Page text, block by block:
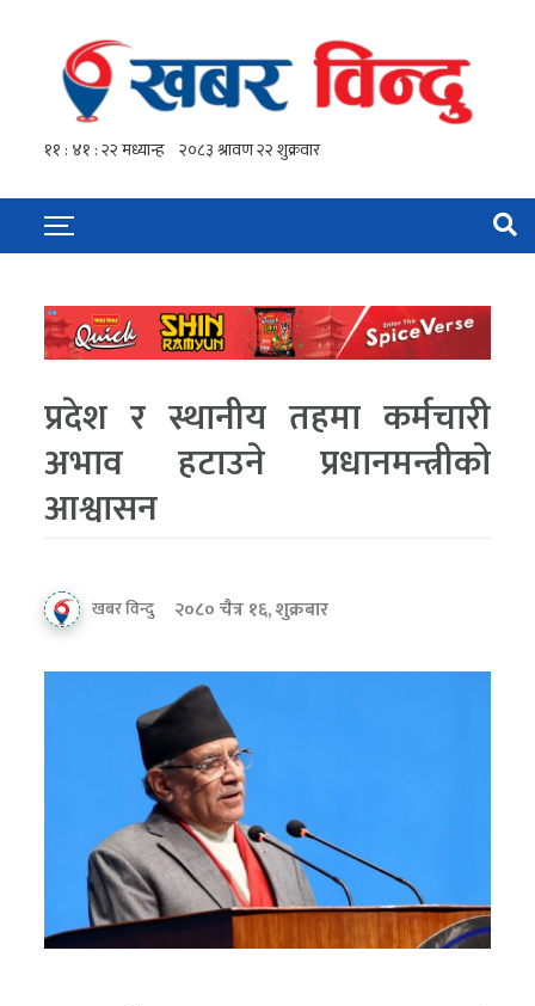
प्रदेश र स्थानीय तहमा कर्मचारी
अभाव हटाउने प्रधानमन्त्रीको
आश्वासन
खबर विन्दु २०८० चैत्र १६, शुक्रबार